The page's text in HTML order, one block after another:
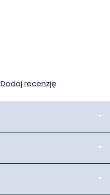
Dodaj recenzję